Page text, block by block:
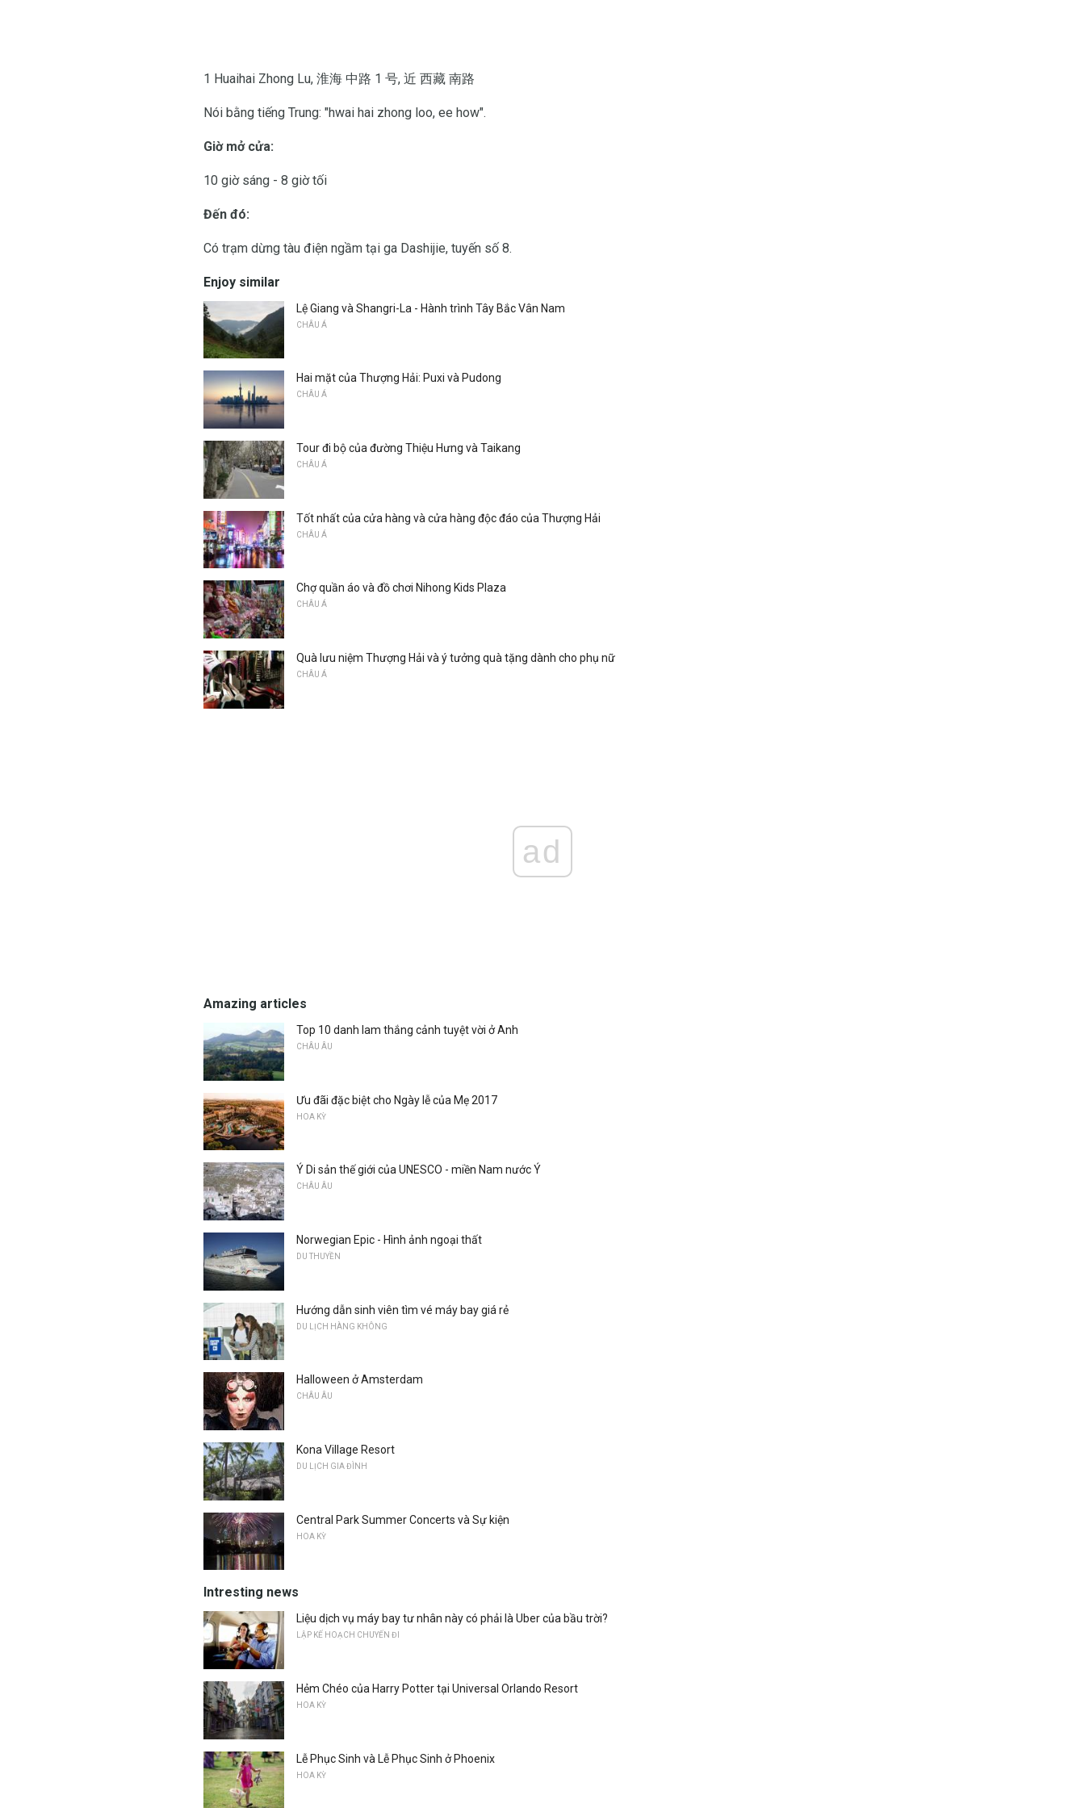
1 Huaihai Zhong Lu, 淮海 中路 1 号, 近 西藏 南路
Nói bằng tiếng Trung: "hwai hai zhong loo, ee how".
Giờ mở cửa:
10 giờ sáng - 8 giờ tối
Đến đó:
Có trạm dừng tàu điện ngầm tại ga Dashijie, tuyến số 8.
Enjoy similar
Lệ Giang và Shangri-La - Hành trình Tây Bắc Vân Nam
CHÂU Á
Hai mặt của Thượng Hải: Puxi và Pudong
CHÂU Á
Tour đi bộ của đường Thiệu Hưng và Taikang
CHÂU Á
Tốt nhất của cửa hàng và cửa hàng độc đáo của Thượng Hải
CHÂU Á
Chợ quần áo và đồ chơi Nihong Kids Plaza
CHÂU Á
Quà lưu niệm Thượng Hải và ý tưởng quà tặng dành cho phụ nữ
CHÂU Á
ad
Amazing articles
Top 10 danh lam thắng cảnh tuyệt vời ở Anh
CHÂU ÂU
Ưu đãi đặc biệt cho Ngày lễ của Mẹ 2017
HOA KỲ
Ý Di sản thế giới của UNESCO - miền Nam nước Ý
CHÂU ÂU
Norwegian Epic - Hình ảnh ngoại thất
DU THUYỀN
Hướng dẫn sinh viên tìm vé máy bay giá rẻ
DU LỊCH HÀNG KHÔNG
Halloween ở Amsterdam
CHÂU ÂU
Kona Village Resort
DU LỊCH GIA ĐÌNH
Central Park Summer Concerts và Sự kiện
HOA KỲ
Intresting news
Liệu dịch vụ máy bay tư nhân này có phải là Uber của bầu trời?
LẬP KẾ HOẠCH CHUYẾN ĐI
Hẻm Chéo của Harry Potter tại Universal Orlando Resort
HOA KỲ
Lễ Phục Sinh và Lễ Phục Sinh ở Phoenix
HOA KỲ